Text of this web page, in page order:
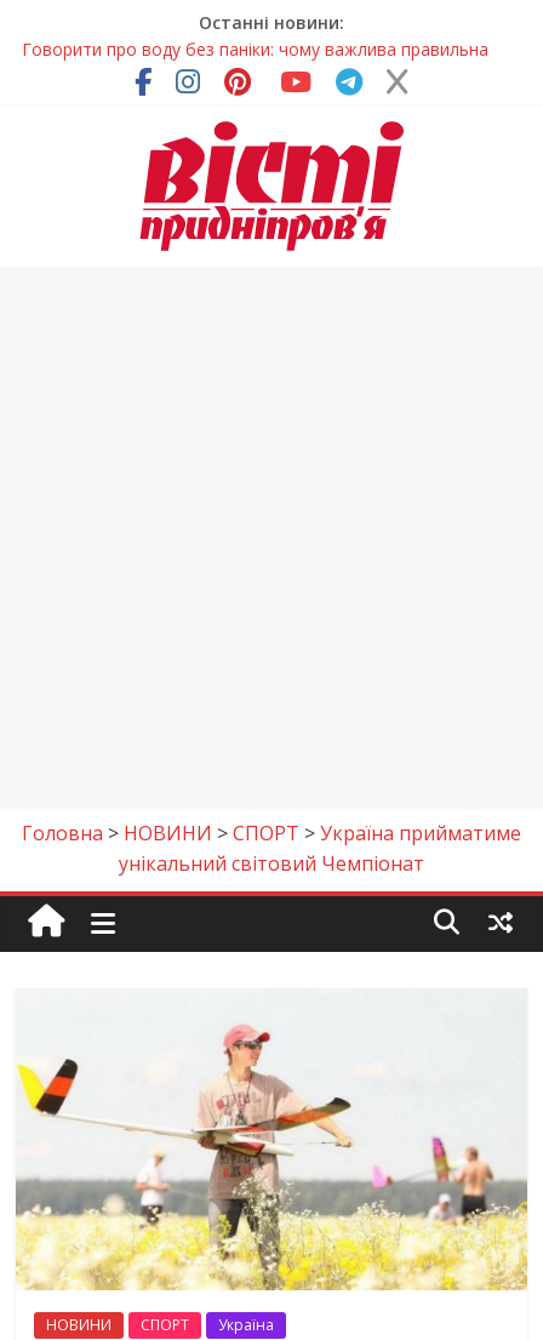
Останні новини:
Говорити про воду без паніки: чому важлива правильна
Лікар – на екрані: Як працюють телемедичні центри на
У Дніпрі триває масштабна підготовка до опалювального
Пошуки тривають: на Дніпропетровщині досліджують місце
розташування легендарного монастиря (Фото)
Головна > НОВИНИ >СПОРТ >Україна прийматиме
унікальний світовий Чемпіонат
НОВИНИ СПОРТ Україна